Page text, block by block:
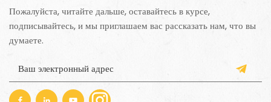
Пожалуйста, читайте дальше, оставайтесь в курсе,
подписывайтесь, и мы приглашаем вас рассказать нам, что вы
думаете.